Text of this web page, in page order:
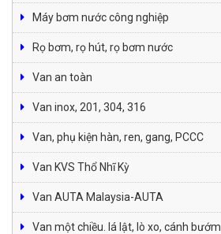
Máy bơm nước công nghiệp
Rọ bơm, rọ hút, rọ bơm nước
Van an toàn
Van inox, 201, 304, 316
Van, phụ kiện hàn, ren, gang, PCCC
Van KVS Thổ Nhĩ Kỳ
Van AUTA Malaysia-AUTA
Van một chiều. lá lật, lò xo, cánh bướm.